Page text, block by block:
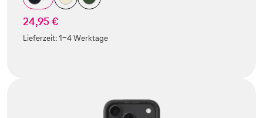
24,95 €
Lieferzeit:1-4 Werktage